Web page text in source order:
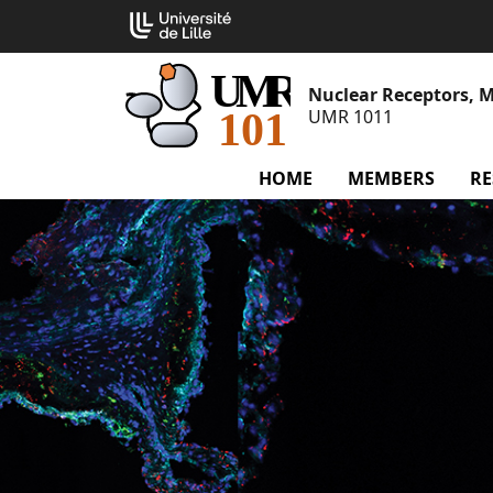
content
Nuclear Receptors,
UMR 1011
HOME MEMBERS
Cookies management panel